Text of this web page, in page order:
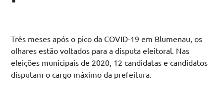
Três meses após o pico da COVID-19 em Blumenau, os
olhares estão voltados para a disputa eleitoral. Nas
eleições municipais de 2020, 12 candidatas e candidatos
disputam o cargo máximo da prefeitura.